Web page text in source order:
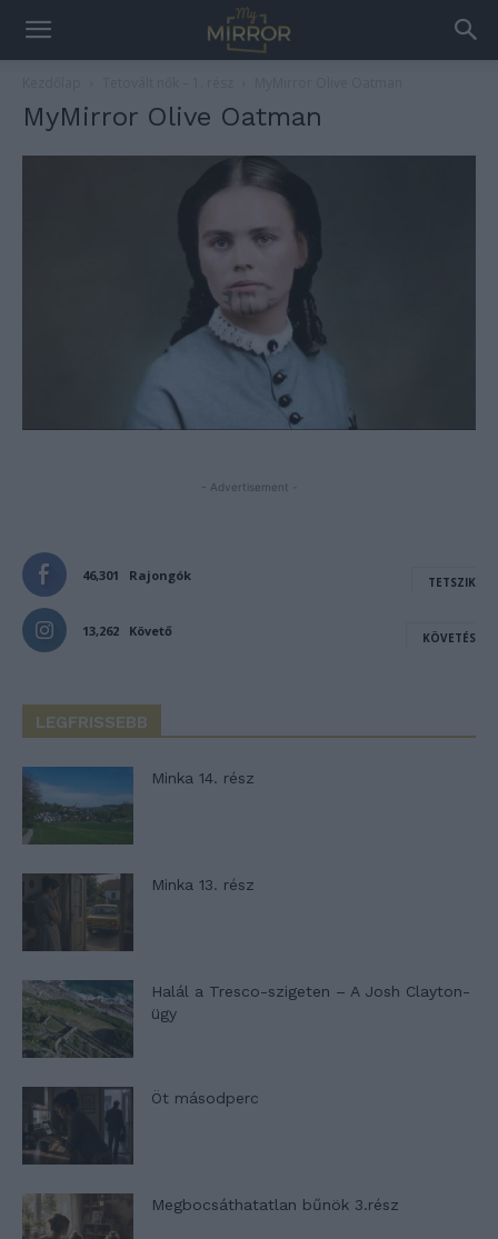
MyMirror Olive Oatman
- Advertisement -
46,301 Rajongók TETSZIK
13,262 Követő KÖVETÉS
LEGFRISSEBB
Minka 14. rész
Minka 13. rész
Halál a Tresco-szigeten – A Josh Clayton-
ügy
Öt másodperc
Megbocsáthatatlan bűnök 3.rész